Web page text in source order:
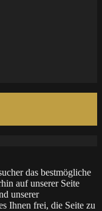
das bestmögliche
auf unserer Seite
unserer
Ihnen frei, die Seite zu